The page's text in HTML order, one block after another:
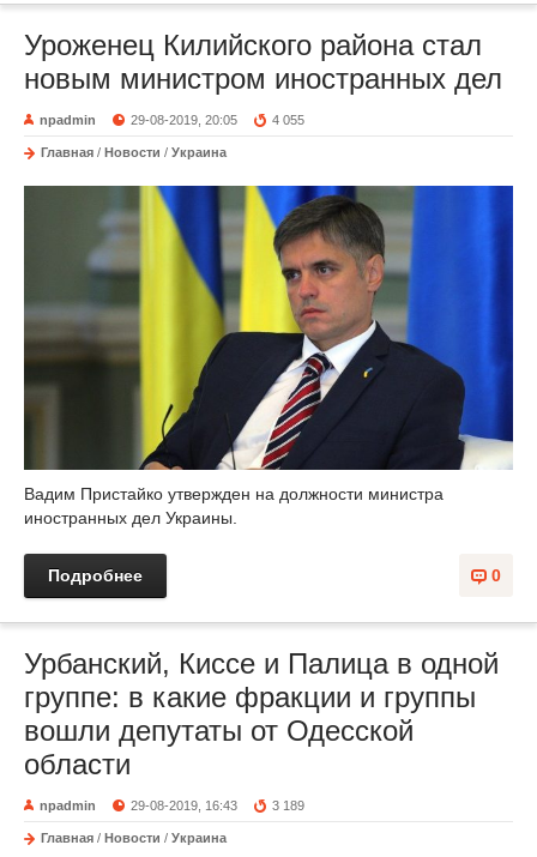
Уроженец Килийского района стал
новым министром иностранных дел
npadmin 29-08-2019, 20:05 4 055
Главная / Новости / Украина
Вадим Пристайко утвержден на должности министра
иностранных дел Украины.
0
Подробнее
Урбанский, Киссе и Палица в одной
группе: в какие фракции и группы
вошли депутаты от Одесской
области
npadmin 29-08-2019, 16:43 3 189
Главная / Новости / Украина